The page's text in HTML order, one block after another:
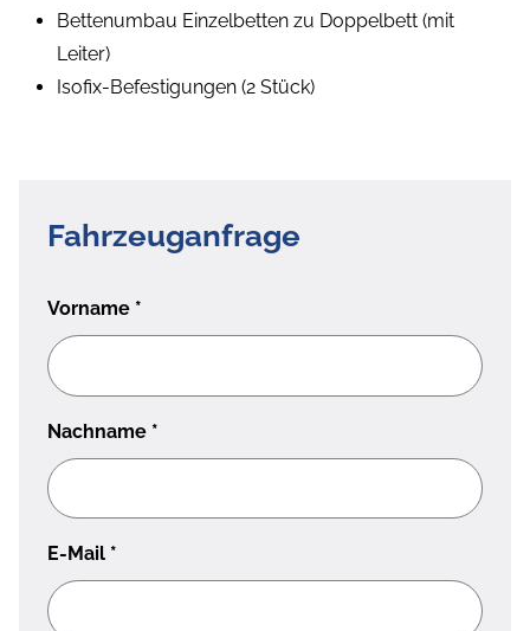
Bettenumbau Einzelbetten zu Doppelbett (mit
Leiter)
Isofix-Befestigungen (2 Stück)
Fahrzeuganfrage
Vorname *
Nachname *
E-Mail *